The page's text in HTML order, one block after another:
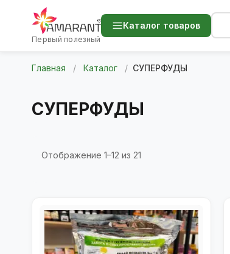
Первый полезный
Каталог товаров
Главная / Каталог / СУПЕРФУДЫ
СУПЕРФУДЫ
Отображение 1–12 из 21